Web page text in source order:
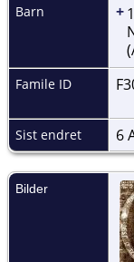
Barn +
Famile ID
Sist endret 6
Bilder